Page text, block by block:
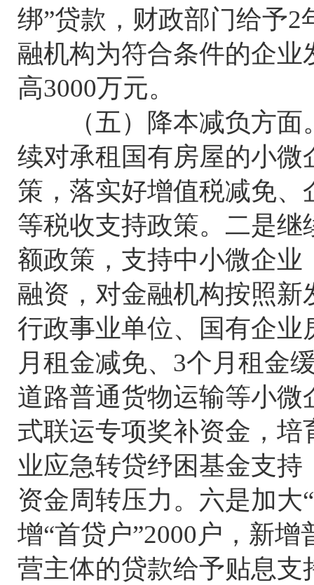
绑”贷款，财政部门给予
融机构为符合条件的企
高3000万元。
（五）降本减负方面
续对承租国有房屋的小
策，落实好增值税减免
等税收支持政策。二是
额政策，支持中小微企
融资，对金融机构按照新
行政事业单位、国有企
月租金减免、3个月租金
道路普通货物运输等小
式联运专项奖补资金，
业应急转贷纾困基金支
资金周转压力。六是加大
增“首贷户”2000户，新
营主体的贷款给予贴息支